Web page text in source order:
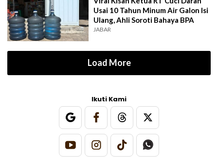
Usai 10 Tahun Minum Air Galon Isi
Ulang, Ahli Soroti Bahaya BPA
JABAR
Load More
Ikuti Kami